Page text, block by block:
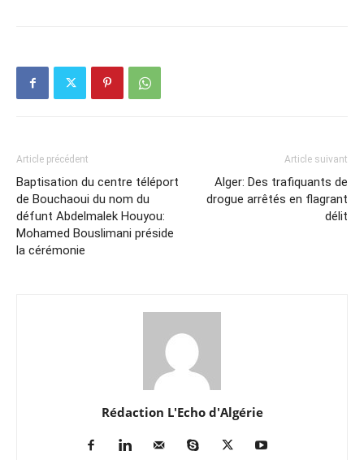
Article précédent
Baptisation du centre téléport
de Bouchaoui du nom du
défunt Abdelmalek Houyou:
Mohamed Bouslimani préside
la cérémonie
Article suivant
Alger: Des trafiquants de
drogue arrêtés en flagrant
délit
Rédaction L'Echo d'Algérie